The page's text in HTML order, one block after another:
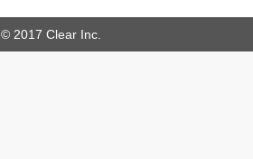
© 2017 Clear Inc.